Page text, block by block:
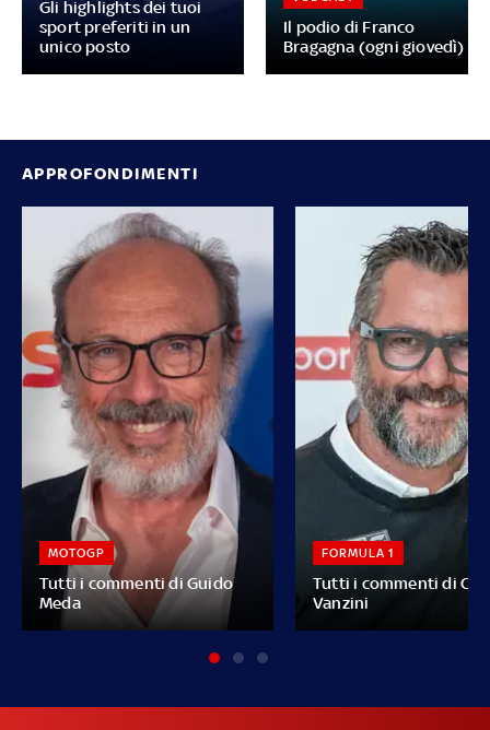
Gli highlights dei tuoi
sport preferiti in un
unico posto
Il podio di Franco
Bragagna (ogni giovedì)
APPROFONDIMENTI
MOTOGP
Tutti i commenti di Guido
Meda
FORMULA 1
Tutti i commenti di
Vanzini